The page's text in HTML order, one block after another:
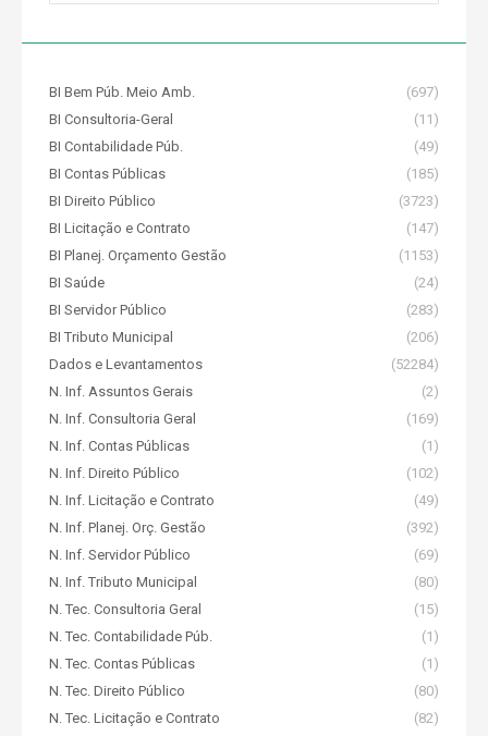
BI Bem Púb. Meio Amb.
(697)
BI Consultoria-Geral
(11)
BI Contabilidade Púb.
(49)
BI Contas Públicas
(185)
BI Direito Público
(3723)
BI Licitação e Contrato
(147)
BI Planej. Orçamento Gestão
(1153)
BI Saúde
(24)
BI Servidor Público
(283)
BI Tributo Municipal
(206)
Dados e Levantamentos
(52284)
N. Inf. Assuntos Gerais
(2)
N. Inf. Consultoria Geral
(169)
N. Inf. Contas Públicas
(1)
N. Inf. Direito Público
(102)
N. Inf. Licitação e Contrato
(49)
N. Inf. Planej. Orç. Gestão
(392)
N. Inf. Servidor Público
(69)
N. Inf. Tributo Municipal
(80)
N. Tec. Consultoria Geral
(15)
N. Tec. Contabilidade Púb.
(1)
N. Tec. Contas Públicas
(1)
N. Tec. Direito Público
(80)
N. Tec. Licitação e Contrato
(82)